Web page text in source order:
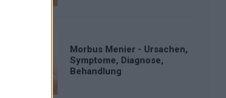
Morbus Menier - Ursachen,
Symptome, Diagnose,
Behandlung